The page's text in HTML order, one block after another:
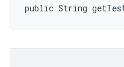
public String